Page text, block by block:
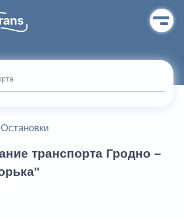
Остановки
транспорта Гродно –